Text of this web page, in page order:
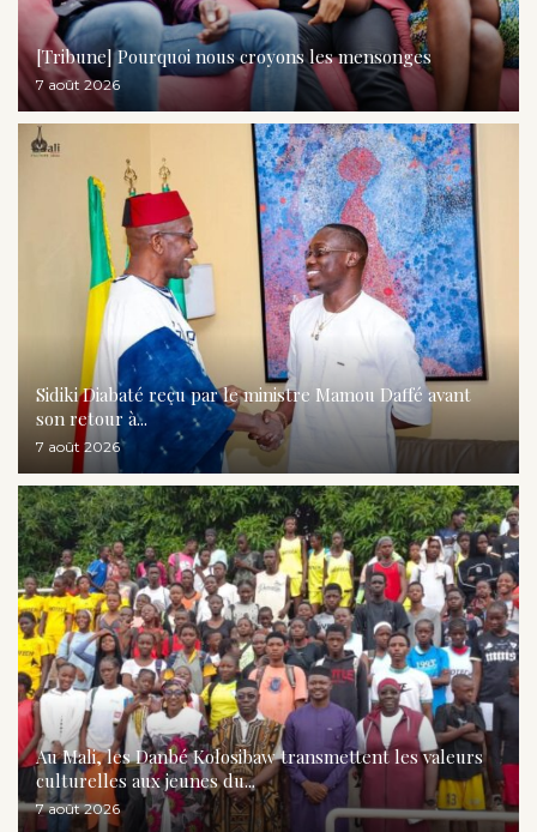
[Tribune] Pourquoi nous croyons les mensonges
7 août 2026
Sidiki Diabaté reçu par le ministre Mamou Daffé avant
son retour à...
7 août 2026
Au Mali, les Danbé Kolosibaw transmettent les valeurs
culturelles aux jeunes du...
7 août 2026